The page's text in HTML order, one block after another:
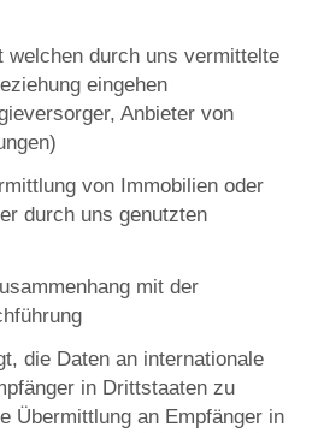
welchen durch uns vermittelte
eingehen
Anbieter von
von Immobilien oder
durch uns genutzten
mit der
die Daten an internationale
in Drittstaaten zu
Übermittlung an Empfänger in